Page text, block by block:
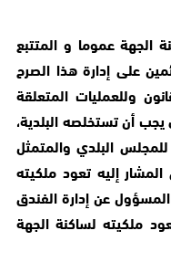
عموما و المتتبع
على إدارة هذا الصرح
وللعمليات المتعلقة
يجب أن تستخلصه البلدية،
البلدي والمتمثل
إليه تعود ملكيته
عن إدارة الفندق
ملكيته لساكنة الجهة